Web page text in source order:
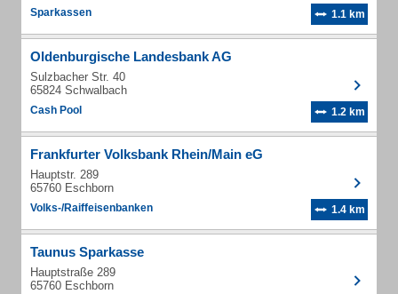
Sparkassen 1.1 km
Oldenburgische Landesbank AG
Sulzbacher Str. 40
65824 Schwalbach
Cash Pool 1.2 km
Frankfurter Volksbank Rhein/Main eG
Hauptstr. 289
65760 Eschborn
Volks-/Raiffeisenbanken 1.4 km
Taunus Sparkasse
Hauptstraße 289
65760 Eschborn